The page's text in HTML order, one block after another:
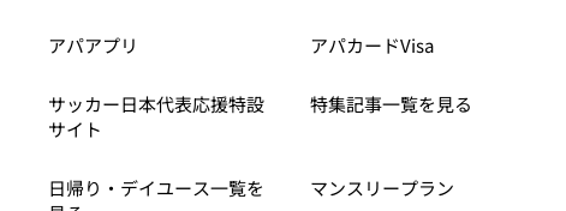
アパアプリ アパカードVisa
サッカー日本代表応援特設
サイト
特集記事一覧を見る
日帰り・デイユース一覧を
マンスリープラン